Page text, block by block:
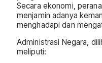
Secara ekonomi,
menjamin adanya
menghadapi dan
Administrasi Negara,
meliputi: